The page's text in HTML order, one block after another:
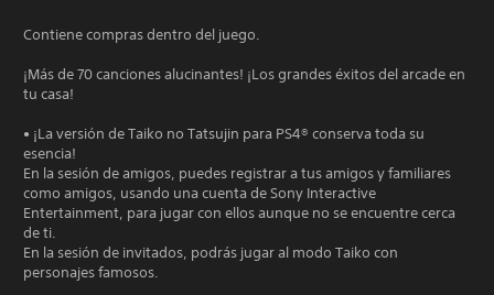
Contiene compras dentro del juego.
¡Más de 70 canciones alucinantes! ¡Los grandes éxitos del arcade en
tu casa!
• ¡La versión de Taiko no Tatsujin para PS4® conserva toda su
esencia!
En la sesión de amigos, puedes registrar a tus amigos y familiares
como amigos, usando una cuenta de Sony Interactive
Entertainment, para jugar con ellos aunque no se encuentre cerca
de ti.
En la sesión de invitados, podrás jugar al modo Taiko con
personajes famosos.